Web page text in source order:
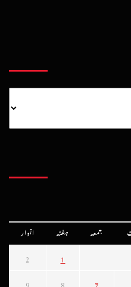
جمعہ ہفتہ اتوار
1
2